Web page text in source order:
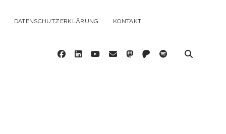
DATENSCHUTZERKLÄRUNG KONTAKT
facebook
linkedinyoutube
emailmastodon
patreonspotify